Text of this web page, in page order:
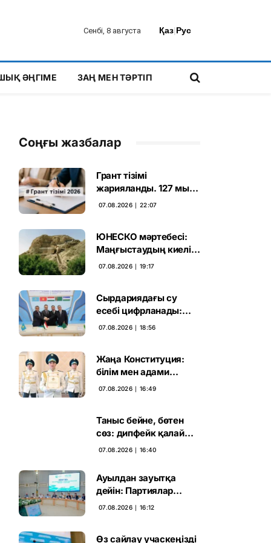
Сенбі, 8 августа Қаз|Рус
ӘҢГІМЕ ЗАҢ МЕН ТӘРТІП
Соңғы жазбалар
Грант тізімі
жарияланды. 127 мың
талапкердің
07.08.2026 ∣ 22:07
ЮНЕСКО мәртебесі:
Маңғыстаудың киелі
мұрасын қорғаудың
07.08.2026 ∣ 19:17
Сырдариядағы су
есебі цифрланады:
Орталық Азия ортақ
07.08.2026 ∣ 18:56
Жаңа Конституция:
білім мен адами
капиталға салынған
07.08.2026 ∣ 16:49
Таныс бейне, бөтен
сөз: дипфейк қалай
жұмыс істейді
07.08.2026 ∣ 16:40
Ауылдан зауытқа
дейін: Партиялар
сайлаушымен бетпе-
07.08.2026 ∣ 16:12
Өз сайлау учаскеңізді